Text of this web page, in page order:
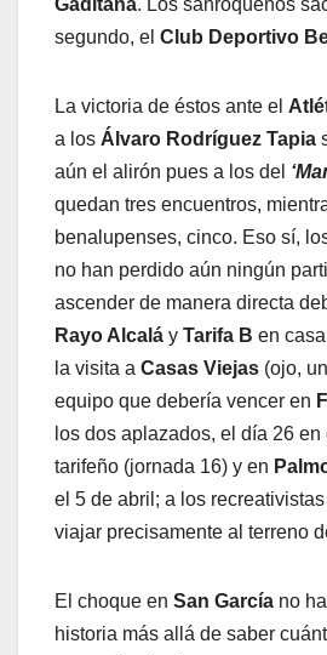
Gaditana. Los sanroqueños
segundo, el Club Deportivo
La victoria de éstos ante el
a los Álvaro Rodríguez Tapia
aún el alirón pues a los del
quedan tres encuentros,
benalupenses, cinco. Eso sí,
no han perdido aún ningún
ascender de manera directa
Rayo Alcalá y Tarifa B en
la visita a Casas Viejas (ojo,
equipo que debería vencer en
los dos aplazados, el día 26 en
tarifeño (jornada 16) y en
el 5 de abril; a los
viajar precisamente al terreno
El choque en San García no
historia más allá de saber